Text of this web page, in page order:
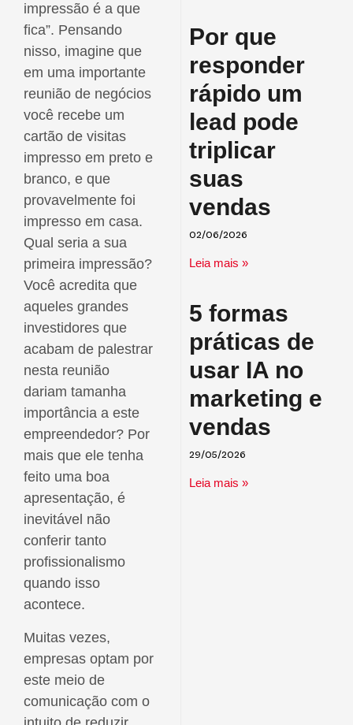
impressão é a que
fica”. Pensando
nisso, imagine que
em uma importante
reunião de negócios
você recebe um
cartão de visitas
impresso em preto e
branco, e que
provavelmente foi
impresso em casa.
Qual seria a sua
primeira impressão?
Você acredita que
aqueles grandes
investidores que
acabam de palestrar
nesta reunião
dariam tamanha
importância a este
empreendedor? Por
mais que ele tenha
feito uma boa
apresentação, é
inevitável não
conferir tanto
profissionalismo
quando isso
acontece.
Muitas vezes,
empresas optam por
este meio de
comunicação com o
Por que
responder
rápido um
lead pode
triplicar
suas
vendas
02/06/2026
Leia mais »
5 formas
práticas de
usar IA no
marketing e
vendas
29/05/2026
Leia mais »